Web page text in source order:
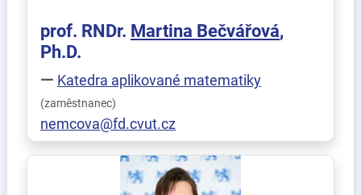
prof. RNDr. Martina Bečvářová,
Ph.D.
Katedra aplikované matematiky
(zaměstnanec)
nemcova@fd.cvut.cz